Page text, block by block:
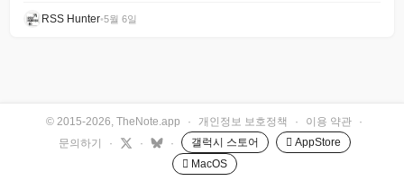
RSS Hunter•5월 6일
© 2015-2026, TheNote.app · 개인정보 보호정책 · 이용 약관
·
문의하기
· · · 갤럭시 스토어
 AppStore
 MacOS